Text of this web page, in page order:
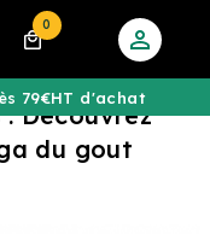
0
79€HT d'achat
Découvrez
du gout